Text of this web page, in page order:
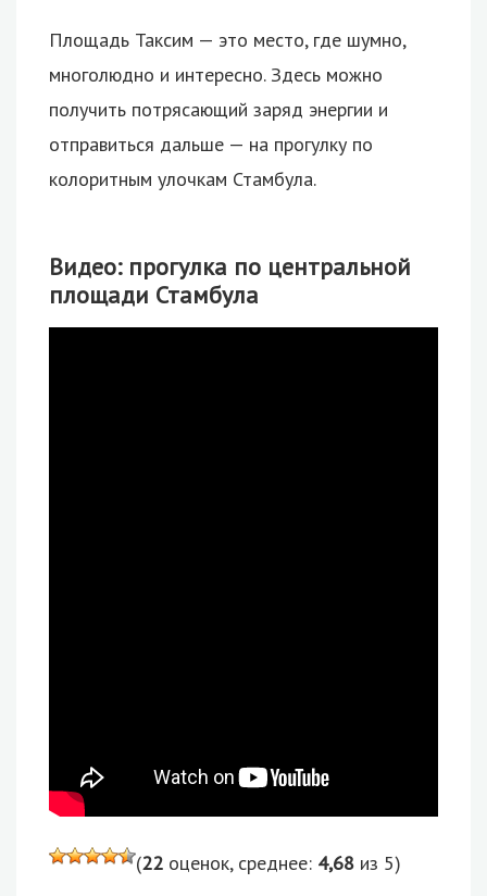
Площадь Таксим — это место, где шумно,
многолюдно и интересно. Здесь можно
получить потрясающий заряд энергии и
отправиться дальше — на прогулку по
колоритным улочкам Стамбула.
Видео: прогулка по центральной
площади Стамбула
(22 оценок, среднее: 4,68 из 5)